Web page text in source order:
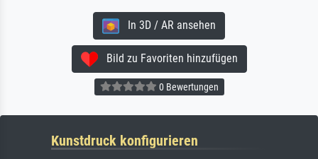
In 3D / AR ansehen
Bild zu Favoriten hinzufügen
0 Bewertungen
Kunstdruck konfigurieren